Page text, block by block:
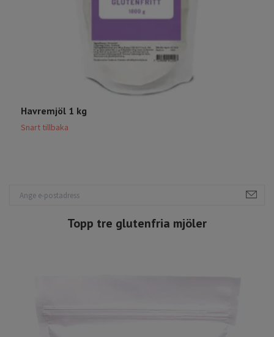
Topp tre glutenfria mjöler
Havremjöl 1 kg
Snart tillbaka